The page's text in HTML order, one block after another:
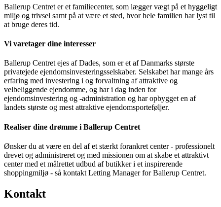
Ballerup Centret er et familiecenter, som lægger vægt på et hyggeligt
miljø og trivsel samt på at være et sted, hvor hele familien har lyst til
at bruge deres tid.
Vi varetager dine interesser
Ballerup Centret ejes af Dades, som er et af Danmarks største
privatejede ejendomsinvesteringsselskaber. Selskabet har mange års
erfaring med investering i og forvaltning af attraktive og
velbeliggende ejendomme, og har i dag inden for
ejendomsinvestering og -administration og har opbygget en af
landets største og mest attraktive ejendomsporteføljer.
Realiser dine drømme i Ballerup Centret
Ønsker du at være en del af et stærkt forankret center - professionelt
drevet og administreret og med missionen om at skabe et attraktivt
center med et målrettet udbud af butikker i et inspirerende
shoppingmiljø - så kontakt Letting Manager for Ballerup Centret.
Kontakt